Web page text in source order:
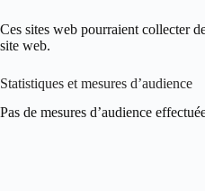
Ces sites web pourraient collecter
site web.
Statistiques et mesures d’audience
Pas de mesures d’audience